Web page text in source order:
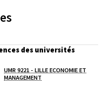
des universités
UMR 9221 - LILLE ECONOMIE ET
MANAGEMENT